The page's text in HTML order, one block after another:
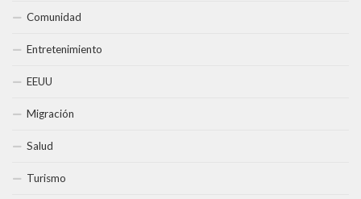
Comunidad
Entretenimiento
EEUU
Migración
Salud
Turismo